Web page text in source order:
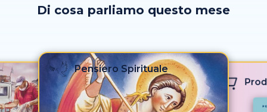
Di cosa parliamo questo mese
Pensiero Spirituale